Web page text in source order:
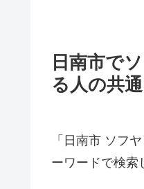
日南市で
る人の共
「日南市 ソフ
ーワードで検索